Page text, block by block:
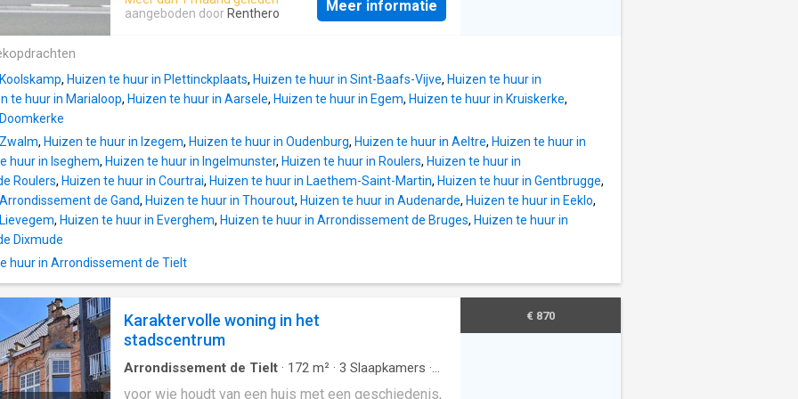
par un escalier fixe, idéal pour un rangement
jardin aménagé ainsi qu’une terrasse où il fait bon
profiter du cadre rural paisible. La maiso
omheinde tuin met gesloten bergruimte Indeling:,
lavabo en toilet - kelder 1e V: 2 slaapkamers met
laminaat 2e V: 1 ruime slaapkamer te bereiken via
Bewoonbare oppervlakte: 138 m², - Alle ramen zijn
dubbel glas, - Bijna overal rolluiken aanwezig, - Vrij
vanaf, Huurprijs: € 700/maand
aangeboden door Renthero Meer informatie
, Huizen te huur in Plettinckplaats, Huizen te huur in Sint-Baafs-Vijve, Huizen te huur in
te huur in Marialoop, Huizen te huur in Aarsele, Huizen te huur in Egem, Huizen te huur in Kruiskerke,
, Huizen te huur in Izegem, Huizen te huur in Oudenburg, Huizen te huur in Aeltre, Huizen te huur in
huur in Iseghem, Huizen te huur in Ingelmunster, Huizen te huur in Roulers, Huizen te huur in
Roulers, Huizen te huur in Courtrai, Huizen te huur in Laethem-Saint-Martin, Huizen te huur in Gentbrugge,
de Gand, Huizen te huur in Thourout, Huizen te huur in Audenarde, Huizen te huur in Eeklo,
, Huizen te huur in Everghem, Huizen te huur in Arrondissement de Bruges, Huizen te huur in
Dixmude
huur in Arrondissement de Tielt
Karaktervolle woning in het
stadscentrum
Arrondissement de Tielt · 172 m² · 3 Slaapkamers ·
voor wie houdt van een huis met een geschiedenis,
€ 870